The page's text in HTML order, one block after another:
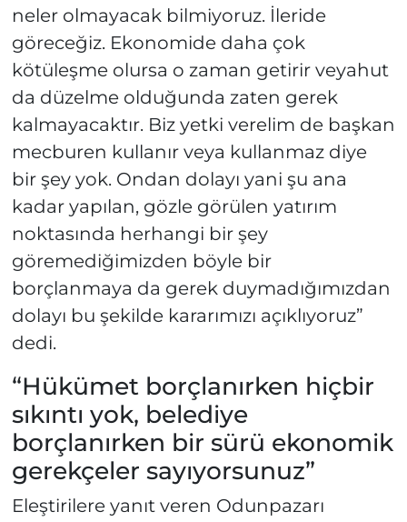
neler olmayacak bilmiyoruz. İleride
göreceğiz. Ekonomide daha çok
kötüleşme olursa o zaman getirir veyahut
da düzelme olduğunda zaten gerek
kalmayacaktır. Biz yetki verelim de başkan
mecburen kullanır veya kullanmaz diye
bir şey yok. Ondan dolayı yani şu ana
kadar yapılan, gözle görülen yatırım
noktasında herhangi bir şey
göremediğimizden böyle bir
borçlanmaya da gerek duymadığımızdan
dolayı bu şekilde kararımızı açıklıyoruz”
dedi.
“Hükümet borçlanırken hiçbir
sıkıntı yok, belediye
borçlanırken bir sürü ekonomik
gerekçeler sayıyorsunuz”
Eleştirilere yanıt veren Odunpazarı